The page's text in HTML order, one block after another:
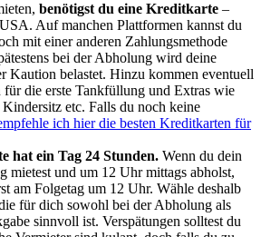
benötigst du eine Kreditkarte –
Auf manchen Plattformen kannst du
mit einer anderen Zahlungsmethode
bei der Abholung wird deine
Kaution belastet. Hinzu kommen eventuell
für die erste Tankfüllung und Extras wie
etc. Falls du noch keine
ich hier die besten Kreditkarten für
hat ein Tag 24 Stunden. Wenn du dein
mietest und um 12 Uhr mittags abholst,
am Folgetag um 12 Uhr. Wähle deshalb
für dich sowohl bei der Abholung als
sinnvoll ist. Verspätungen solltest du